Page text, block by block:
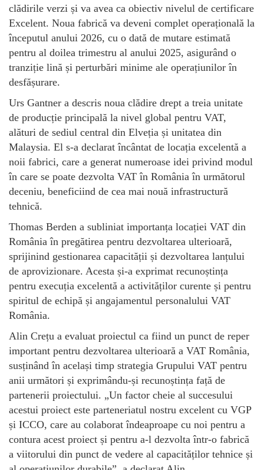
clădirile verzi și va avea ca obiectiv nivelul de certificare
Excelent. Noua fabrică va deveni complet operațională la
începutul anului 2026, cu o dată de mutare estimată
pentru al doilea trimestru al anului 2025, asigurând o
tranziție lină și perturbări minime ale operațiunilor în
desfășurare.
Urs Gantner a descris noua clădire drept a treia unitate
de producție principală la nivel global pentru VAT,
alături de sediul central din Elveția și unitatea din
Malaysia. El s-a declarat încântat de locația excelentă a
noii fabrici, care a generat numeroase idei privind modul
în care se poate dezvolta VAT în România în următorul
deceniu, beneficiind de cea mai nouă infrastructură
tehnică.
Thomas Berden a subliniat importanța locației VAT din
România în pregătirea pentru dezvoltarea ulterioară,
sprijinind gestionarea capacității și dezvoltarea lanțului
de aprovizionare. Acesta și-a exprimat recunoștința
pentru execuția excelentă a activităților curente și pentru
spiritul de echipă și angajamentul personalului VAT
România.
Alin Crețu a evaluat proiectul ca fiind un punct de reper
important pentru dezvoltarea ulterioară a VAT România,
susținând în același timp strategia Grupului VAT pentru
anii următori și exprimându-și recunoștința față de
partenerii proiectului. „Un factor cheie al succesului
acestui proiect este parteneriatul nostru excelent cu VGP
și ICCO, care au colaborat îndeaproape cu noi pentru a
contura acest proiect și pentru a-l dezvolta într-o fabrică
a viitorului din punct de vedere al capacităților tehnice și